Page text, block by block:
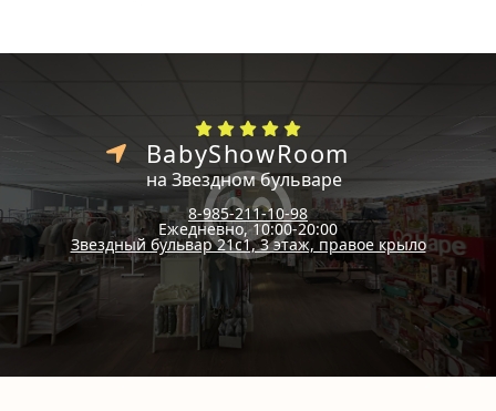
BabyShowRoom
на Звездном бульваре
8-985-211-10-98
Ежедневно, 10:00-20:00
Звездный бульвар 21с1, 3 этаж, правое крыло